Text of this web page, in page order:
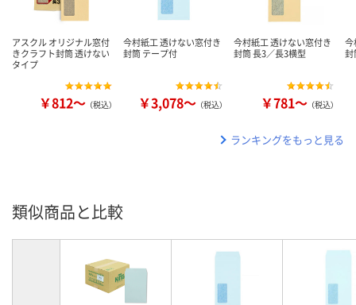
アスクル オリジナル窓付
きクラフト封筒 透けない
タイプ
￥812～ （税込）
今村紙工 透けない窓付き
封筒 テープ付
￥3,078～ （税込）
今村紙工 透けない窓付き
封筒 長3／長3横型
￥781～ （税込）
今
封
ランキングをもっと見る
類似商品と比較